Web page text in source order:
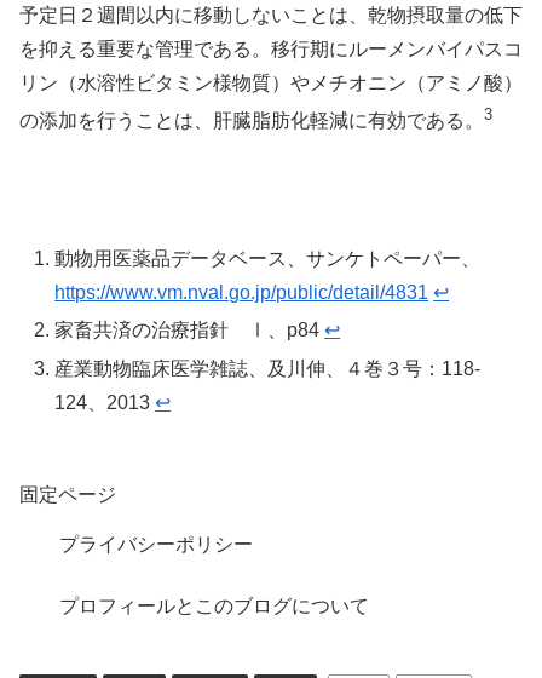
予定日２週間以内に移動しないことは、乾物摂取量の低下
を抑える重要な管理である。移行期にルーメンバイパスコ
リン（水溶性ビタミン様物質）やメチオニン（アミノ酸）
の添加を行うことは、肝臓脂肪化軽減に有効である。 3
動物用医薬品データベース、サンケトペーパー、
https://www.vm.nval.go.jp/public/detail/4831 ↩︎
家畜共済の治療指針 Ⅰ、p84↩︎
産業動物臨床医学雑誌、及川伸、４巻３号：118-
124、2013↩︎
固定ページ
プライバシーポリシー
プロフィールとこのブログについて